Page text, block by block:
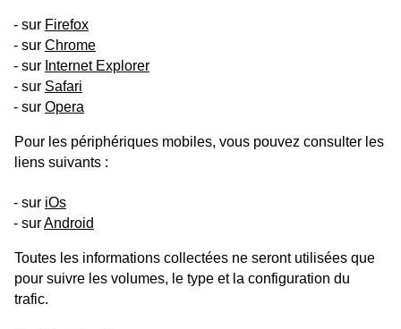
sur Firefox
sur Chrome
sur Internet Explorer
sur Safari
sur Opera
Pour les périphériques mobiles, vous pouvez consulter les
liens suivants :
sur iOs
surAndroid
Toutes les informations collectées ne seront utilisées que
pour suivre les volumes, le type et la configuration du
trafic.